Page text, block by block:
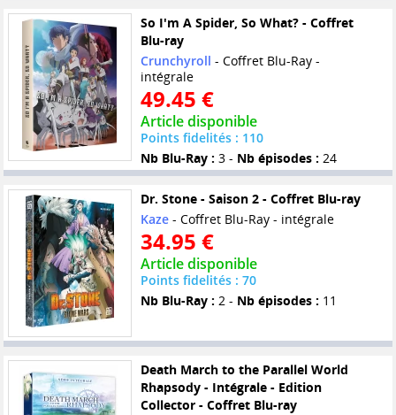
So I'm A Spider, So What? - Coffret
Blu-ray
Crunchyroll - Coffret Blu-Ray -
intégrale
49.45 €
Article disponible
Points fidelités : 110
Nb Blu-Ray : 3 - Nb épisodes : 24
Dr. Stone - Saison 2 - Coffret Blu-ray
Kaze- Coffret Blu-Ray - intégrale
34.95 €
Article disponible
Points fidelités : 70
Nb Blu-Ray : 2 - Nb épisodes : 11
Death March to the Parallel World
Rhapsody - Intégrale - Edition
Collector - Coffret Blu-ray